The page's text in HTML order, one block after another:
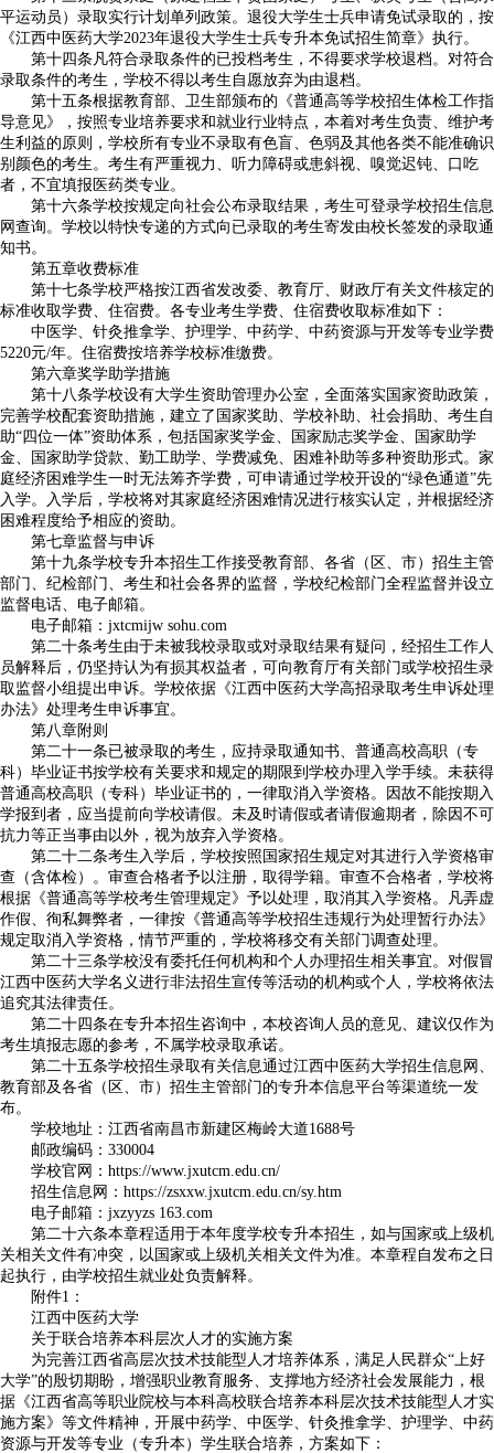
平运动员）录取实行计划单列政策。退役大学生士兵申请免试录取的，按
《江西中医药大学2023年退役大学生士兵专升本免试招生简章》执行。
第十四条凡符合录取条件的已投档考生，不得要求学校退档。对符合
录取条件的考生，学校不得以考生自愿放弃为由退档。
第十五条根据教育部、卫生部颁布的《普通高等学校招生体检工作指
导意见》，按照专业培养要求和就业行业特点，本着对考生负责、维护考
生利益的原则，学校所有专业不录取有色盲、色弱及其他各类不能准确识
别颜色的考生。考生有严重视力、听力障碍或患斜视、嗅觉迟钝、口吃
者，不宜填报医药类专业。
第十六条学校按规定向社会公布录取结果，考生可登录学校招生信息
网查询。学校以特快专递的方式向已录取的考生寄发由校长签发的录取通
知书。
第五章收费标准
第十七条学校严格按江西省发改委、教育厅、财政厅有关文件核定的
标准收取学费、住宿费。各专业考生学费、住宿费收取标准如下：
中医学、针灸推拿学、护理学、中药学、中药资源与开发等专业学费
5220元/年。住宿费按培养学校标准缴费。
第六章奖学助学措施
第十八条学校设有大学生资助管理办公室，全面落实国家资助政策，
完善学校配套资助措施，建立了国家奖助、学校补助、社会捐助、考生自
助“四位一体”资助体系，包括国家奖学金、国家励志奖学金、国家助学
金、国家助学贷款、勤工助学、学费减免、困难补助等多种资助形式。家
庭经济困难学生一时无法筹齐学费，可申请通过学校开设的“绿色通道”先
入学。入学后，学校将对其家庭经济困难情况进行核实认定，并根据经济
困难程度给予相应的资助。
第七章监督与申诉
第十九条学校专升本招生工作接受教育部、各省（区、市）招生主管
部门、纪检部门、考生和社会各界的监督，学校纪检部门全程监督并设立
监督电话、电子邮箱。
电子邮箱：jxtcmijw sohu.com
第二十条考生由于未被我校录取或对录取结果有疑问，经招生工作人
员解释后，仍坚持认为有损其权益者，可向教育厅有关部门或学校招生录
取监督小组提出申诉。学校依据《江西中医药大学高招录取考生申诉处理
办法》处理考生申诉事宜。
第八章附则
第二十一条已被录取的考生，应持录取通知书、普通高校高职（专
科）毕业证书按学校有关要求和规定的期限到学校办理入学手续。未获得
普通高校高职（专科）毕业证书的，一律取消入学资格。因故不能按期入
学报到者，应当提前向学校请假。未及时请假或者请假逾期者，除因不可
抗力等正当事由以外，视为放弃入学资格。
第二十二条考生入学后，学校按照国家招生规定对其进行入学资格审
查（含体检）。审查合格者予以注册，取得学籍。审查不合格者，学校将
根据《普通高等学校考生管理规定》予以处理，取消其入学资格。凡弄虚
作假、徇私舞弊者，一律按《普通高等学校招生违规行为处理暂行办法》
规定取消入学资格，情节严重的，学校将移交有关部门调查处理。
第二十三条学校没有委托任何机构和个人办理招生相关事宜。对假冒
江西中医药大学名义进行非法招生宣传等活动的机构或个人，学校将依法
追究其法律责任。
第二十四条在专升本招生咨询中，本校咨询人员的意见、建议仅作为
考生填报志愿的参考，不属学校录取承诺。
第二十五条学校招生录取有关信息通过江西中医药大学招生信息网、
教育部及各省（区、市）招生主管部门的专升本信息平台等渠道统一发
布。
学校地址：江西省南昌市新建区梅岭大道1688号
邮政编码：330004
学校官网： https://www.jxutcm.edu.cn/
招生信息网： https://zsxxw.jxutcm.edu.cn/sy.htm
电子邮箱：jxzyyzs 163.com
第二十六条本章程适用于本年度学校专升本招生，如与国家或上级机
关相关文件有冲突，以国家或上级机关相关文件为准。本章程自发布之日
起执行，由学校招生就业处负责解释。
附件1：
江西中医药大学
关于联合培养本科层次人才的实施方案
为完善江西省高层次技术技能型人才培养体系，满足人民群众“上好
大学”的殷切期盼，增强职业教育服务、支撑地方经济社会发展能力，根
据《江西省高等职业院校与本科高校联合培养本科层次技术技能型人才实
施方案》等文件精神，开展中药学、中医学、针灸推拿学、护理学、中药
资源与开发等专业（专升本）学生联合培养，方案如下：